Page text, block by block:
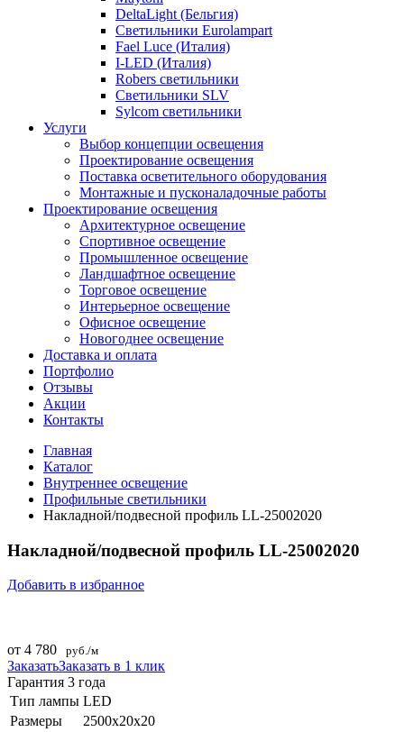
DeltaLight (Бельгия)
Светильники Eurolampart
Fael Luce (Италия)
I-LED (Италия)
Robers светильники
Светильники SLV
Sylcom светильники
Услуги
Выбор концепции освещения
Проектирование освещения
Поставка осветительного оборудования
Монтажные и пусконаладочные работы
Проектирование освещения
Архитектурное освещение
Спортивное освещение
Промышленное освещение
Ландшафтное освещение
Торговое освещение
Интерьерное освещение
Офисное освещение
Новогоднее освещение
Доставка и оплата
Портфолио
Отзывы
Акции
Контакты
Главная
Каталог
Внутреннее оcвещение
Профильные светильники
Накладной/подвесной профиль LL-25002020
Накладной/подвесной профиль LL-25002020
Добавить в избранное
от 4 780 руб./м
ЗаказатьЗаказать в 1 клик
Гарантия 3 года
Тип лампы LED
Размеры
2500х20х20